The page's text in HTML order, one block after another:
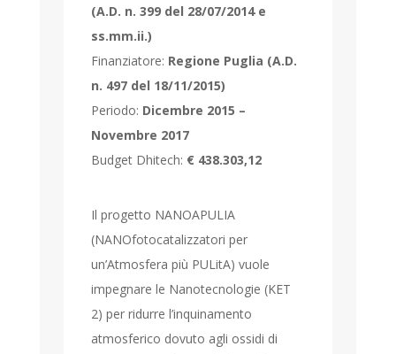
(A.D. n. 399 del 28/07/2014 e
ss.mm.ii.)
Finanziatore: Regione Puglia (A.D.
n. 497 del 18/11/2015)
Periodo: Dicembre 2015 –
Novembre 2017
Budget Dhitech: € 438.303,12
Il progetto NANOAPULIA
(NANOfotocatalizzatori per
un’Atmosfera più PULitA) vuole
impegnare le Nanotecnologie (KET
2) per ridurre l’inquinamento
atmosferico dovuto agli ossidi di